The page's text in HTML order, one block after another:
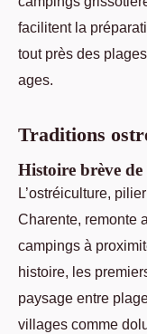
facilitent la
tout près des
ages.
Traditions
Histoire brève de
L’ostréiculture,
Charente, remonte
campings à
histoire, les
paysage entre
villages comme